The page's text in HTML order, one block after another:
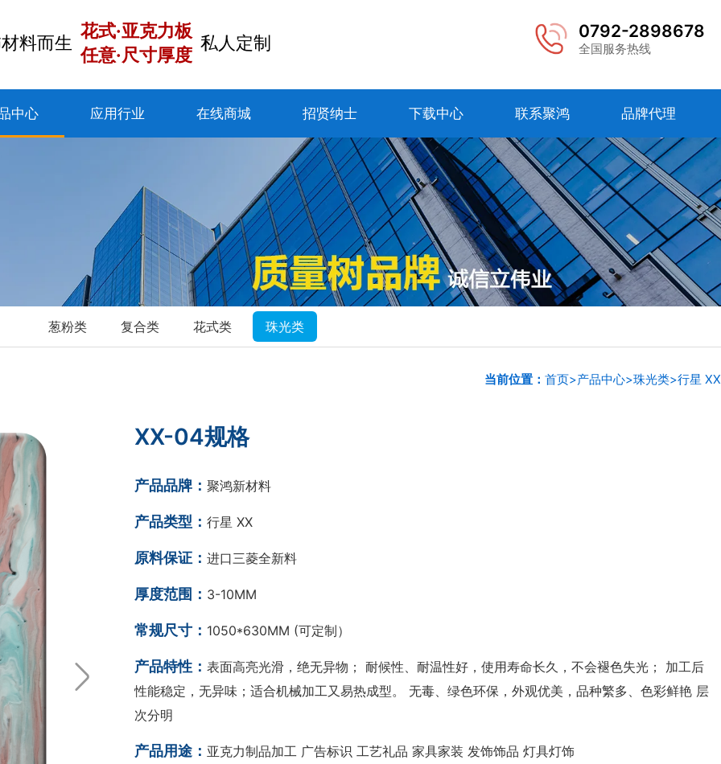
0792-2898678
全国服务热线
料而生
花式·亚克力板
任意·尺寸厚度
私人定制
中心 应用行业 在线商城 招贤纳士 下载中心 联系聚鸿 品牌代理
葱粉类 复合类 花式类 珠光类
当前位置： 首页>产品中心>珠光类>行星 XX
XX-04规格
产品品牌： 聚鸿新材料
产品类型： 行星 XX
原料保证： 进口三菱全新料
厚度范围： 3-10MM
常规尺寸： 1050*630MM (可定制）
产品特性： 表面高亮光滑，绝无异物； 耐候性、耐温性好，使用寿命长久，不会褪色失光； 加工后
性能稳定，无异味；适合机械加工又易热成型。 无毒、绿色环保，外观优美，品种繁多、色彩鲜艳 层
次分明
产品用途： 亚克力制品加工 广告标识 工艺礼品 家具家装 发饰饰品 灯具灯饰